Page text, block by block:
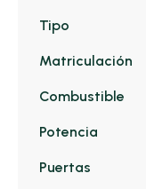
Tipo
Matriculación
Combustible
Potencia
Puertas